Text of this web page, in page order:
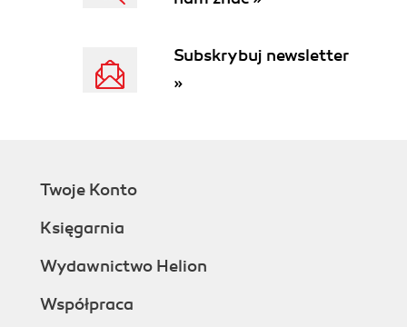
Subskrybuj newsletter
»
Twoje Konto
Księgarnia
Wydawnictwo Helion
Współpraca